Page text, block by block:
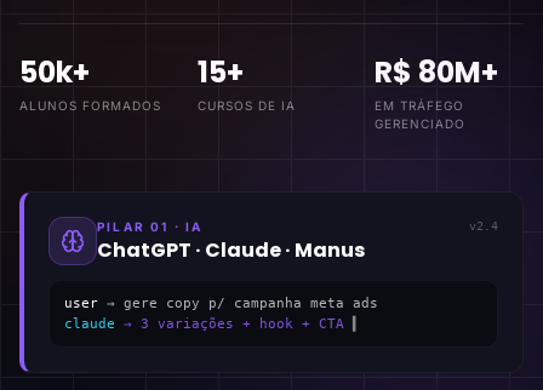
50k+
ALUNOS FORMADOS
15+
CURSOS DE IA
R$ 80M+
EM TRÁFEGO
GERENCIADO
PILAR 01 · IA
ChatGPT · Claude · Manus
v2.4
user → gere copy p/ campanha meta ads
claude → 3 variações + hook + CTA